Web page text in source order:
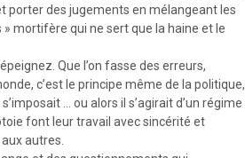
porter des jugements en mélangeant les
mortifère qui ne sert que la haine et le
Que l’on fasse des erreurs,
c’est le principe même de la politique,
… ou alors il s’agirait d’un régime
font leur travail avec sincérité et
autres.